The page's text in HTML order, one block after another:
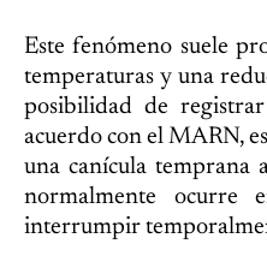
Este fenómeno suele
temperaturas y una
posibilidad de
acuerdo con el MARN,
una canícula temprana
normalmente
interrumpir